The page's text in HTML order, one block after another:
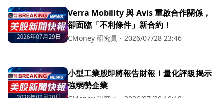
Verra Mobility 與 Avis 重啟合作關係，
卻面臨「不利條件」新合約！
CMoney 研究員 ・ 2026/07/28 23:46
小型工業股即將報告財報！量化評級揭示
強弱勢企業